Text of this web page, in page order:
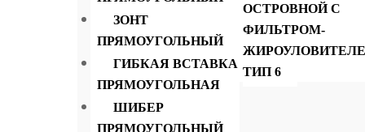
ЗОНТ
ПРЯМОУГОЛЬНЫЙ
ГИБКАЯ ВСТАВКА
ПРЯМОУГОЛЬНАЯ
ШИБЕР
ПРЯМОУГОЛЬНЫЙ
ОСТРОВНОЙ С
ФИЛЬТРОМ-
ТИП 6
жироулавливающими фильтрами.